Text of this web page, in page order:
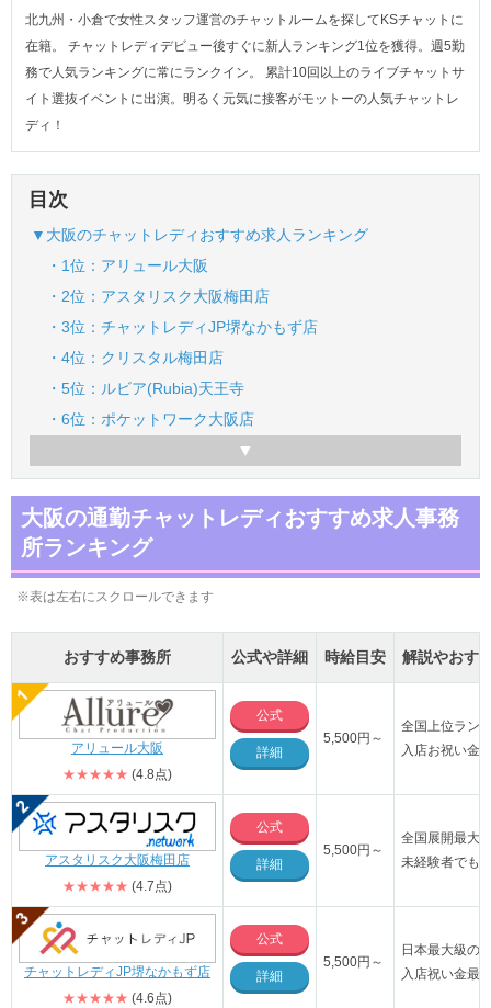
北九州・小倉で女性スタッフ運営のチャットルームを探してKSチャットに
在籍。 チャットレディデビュー後すぐに新人ランキング1位を獲得。週5勤
務で人気ランキングに常にランクイン。 累計10回以上のライブチャットサ
イト選抜イベントに出演。明るく元気に接客がモットーの人気チャットレ
ディ！
目次
▼大阪のチャットレディおすすめ求人ランキング
・1位：アリュール大阪
・2位：アスタリスク大阪梅田店
・3位：チャットレディJP堺なかもず店
・4位：クリスタル梅田店
・5位：ルビア(Rubia)天王寺
・6位：ポケットワーク大阪店
大阪の通勤チャットレディおすすめ求人事務
所ランキング
※表は左右にスクロールできます
おすすめ事務所 公式や詳細 時給目安 解説やおす
アリュール大阪
★★★★★ (4.8点)
公式
詳細
5,500円～
全国上位ラン
入店お祝い金
アスタリスク大阪梅田店
★★★★★ (4.7点)
公式
詳細
5,500円～
全国展開最大
未経験者でも
チャットレディJP堺なかもず店
★★★★★ (4.6点)
公式
詳細
5,500円～
日本最大級の
入店祝い金最